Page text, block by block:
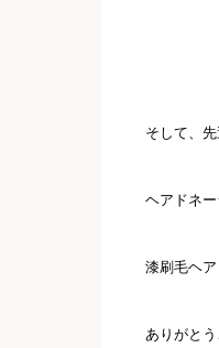
そして、先
ヘアドネ
漆刷毛ヘ
ありがとう